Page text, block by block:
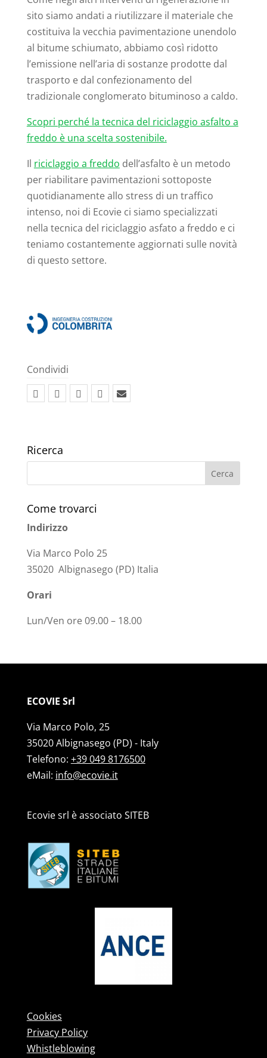
sito siamo andati a riutilizzare il materiale che
costituiva la vecchia pavimentazione unendolo
al bitume schiumato, abbiamo così ridotto
l’emissione nell’aria di sostanze prodotte dal
trasporto e dal confezionamento del
tradizionale conglomerato bituminoso a caldo.
Scopri perché la tecnica del riciclaggio asfalto a
freddo è una scelta sostenibile.
Il riciclaggio a freddo dell’asfalto è un metodo
per riabilitare pavimentazioni sottoposte
quotidianamente allo stress di un traffico
intenso, noi di Ecovie ci siamo specializzati
nella tecnica del riciclaggio asfato a freddo e ci
teniamo costantemente aggiornati sulle novità
di questo settore.
Condividi
Ricerca
Come trovarci
Indirizzo
Via Marco Polo 25
35020 Albignasego (PD) Italia
Orari
Lun/Ven ore 09.00 – 18.00
ECOVIE Srl
Via Marco Polo, 25
35020 Albignasego (PD) - Italy
Telefono: +39 049 8176500
eMail: info@ecovie.it
Ecovie srl è associato SITEB
Cookies
Privacy Policy
Whistleblowing